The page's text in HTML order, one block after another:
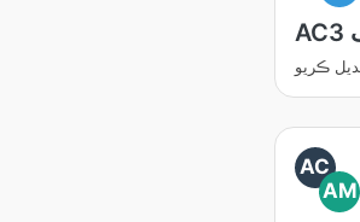
AC
AM